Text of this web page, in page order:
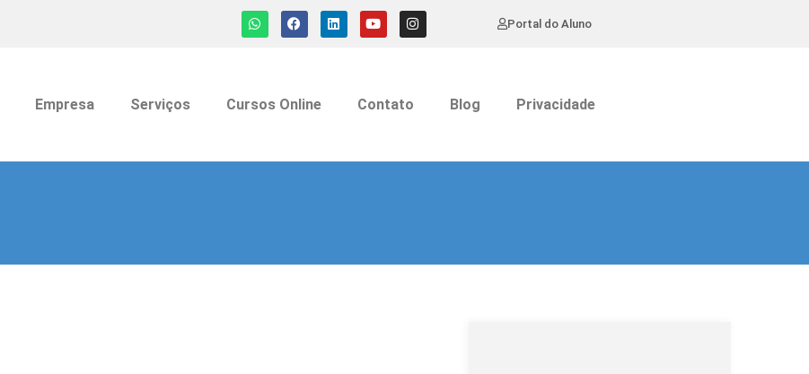
Portal do Aluno
Empresa Serviços Cursos Online Contato Blog Privacidade